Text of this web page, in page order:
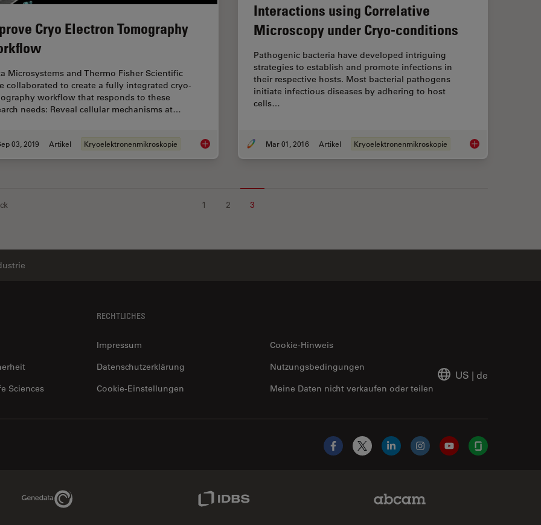
Cryo Electron Tomography
Microsystems and Thermo Fisher Scientific
collaborated to create a fully integrated cryo-
workflow that responds to these
needs: Reveal cellular mechanisms at…
03, 2019 Artikel Kryoelektronenmikroskopie Improve Cryo Electron Tomography Workflow
Interactions using Correlative
Microscopy under Cryo-conditions
Pathogenic bacteria have developed intriguing
strategies to establish and promote infections in
their respective hosts. Most bacterial pathogens
initiate infectious diseases by adhering to host
cells…
Mar 01, 2016 Artikel Kryoelektronenmikroskopie Imaging of Host
1 2 3
Sciences
RECHTLICHES
Impressum
Cookie-Hinweis
Datenschutzerklärung
Meine Daten nicht verkaufen oder teilen
Nutzungsbedingungen
Cookie-Einstellungen
US | de
Facebook
X LinkedInInstagramYouTubeGlassdoor
Genedata Link